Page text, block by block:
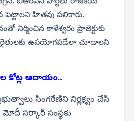
హితవు పలికారు.
నిర్మించిన కాళేశ్వరం ప్రాజెక్టుకు
రైతులకు ఉపయోగపడేలా చూడాలని
కోట్ల ఆదాయం..
సింగరేణిని నిర్లక్ష్యం చేసి
సర్కార్ సంస్థకు